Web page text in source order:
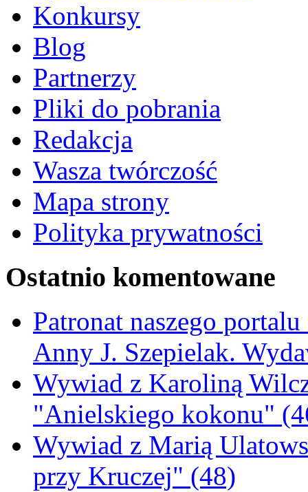
Konkursy
Blog
Partnerzy
Pliki do pobrania
Redakcja
Wasza twórczość
Mapa strony
Polityka prywatności
Ostatnio komentowane
Patronat naszego
Anny J. Szepielak.
Wywiad z Karoliną
"Anielskiego kokonu"
Wywiad z Marią
przy Kruczej" (48)